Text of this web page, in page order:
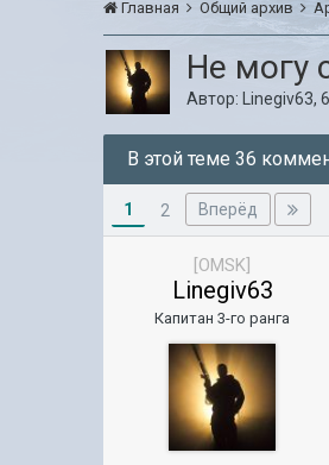
Главная Общий архив
Не могу
Автор: Linegiv63,
В этой теме 36
1 2 Вперёд
[OMSK]
Linegiv63
Капитан 3-го ранга